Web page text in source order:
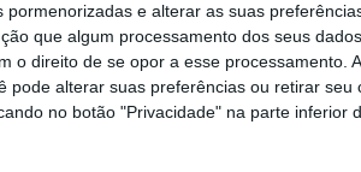
e alterar as suas
que algum processamento dos seus
o direito de se opor a esse processamento.
pode alterar suas preferências ou retirar seu
no botão "Privacidade" na parte inferior
isso, tudo para falhar, pois é
PS. Se falhar, apenas vai
vimos que o amputado pode